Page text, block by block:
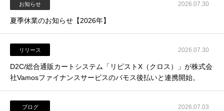
2026.07.30
お知らせ
夏季休業のお知らせ【2026年】
2026.07.30
リリース
D2C/総合通販カートシステム「リピストX（クロス）」が株式会
社Vamosファイナンスサービスのバモス後払いと連携開始。
2026.07.03
ブログ